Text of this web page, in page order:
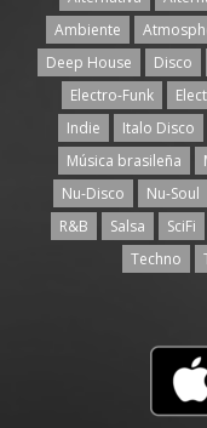
Ambiente
Deep House
Disco
Electro-Funk
Indie
Italo Disco
Música brasileña
Nu-Disco
Nu-Soul
R&B
Salsa SciFi
Techno